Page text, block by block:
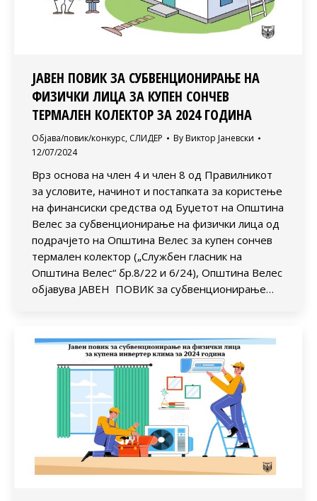
ЈАВЕН ПОВИК ЗА СУБВЕНЦИОНИРАЊЕ НА
ФИЗИЧКИ ЛИЦА ЗА КУПЕН СОНЧЕВ
ТЕРМАЛЕН КОЛЕКТОР ЗА 2024 ГОДИНА
Објава/повик/конкурс, СЛИДЕР By Виктор Јаневски
12/07/2024
Врз основа на член 4 и член 8 од Правилникот
за условите, начинот и постапката за користење
на финансиски средства од Буџетот на Општина
Велес за субвенционирање на физички лица од
подрачјето на Општина Велес за купен сончев
термален колектор („Службен гласник на
Општина Велес“ бр.8/22 и 6/24), Општина Велес
објавува ЈАВЕН ПОВИК за субвенционирање…